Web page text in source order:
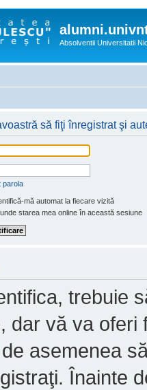
Absolventii Universitatii
să fiţi înregistrat şi
parola
mă automat la fiecare vizită
starea mea online în această sesiune
trebuie
dar vă va oferi
asemenea
Înainte